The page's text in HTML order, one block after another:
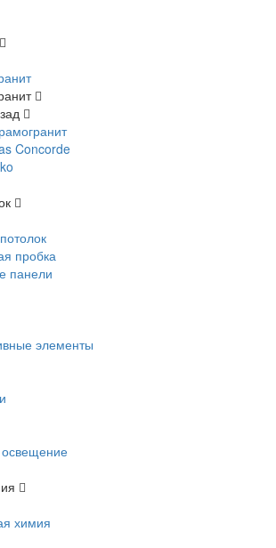
Concorde
пробка
панели
элементы
химия